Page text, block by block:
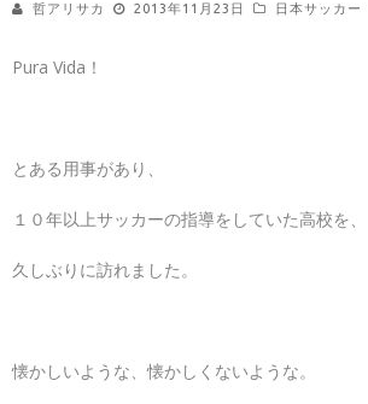
哲アリサカ 2013年11月23日 日本サッカー
Pura Vida！
とある用事があり、
１０年以上サッカーの指導をしていた高校を、
久しぶりに訪れました。
懐かしいような、懐かしくないような。